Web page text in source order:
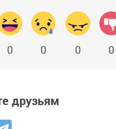
0 0 0 0
друзьям